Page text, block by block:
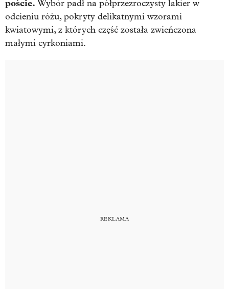
poście. Wybór padł na półprzezroczysty lakier w
odcieniu różu, pokryty delikatnymi wzorami
kwiatowymi, z których część została zwieńczona
małymi cyrkoniami.